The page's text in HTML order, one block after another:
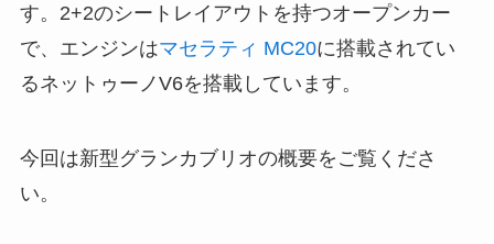
す。2+2のシートレイアウトを持つオープンカー
で、エンジンはマセラティ MC20に搭載されてい
るネットゥーノV6を搭載しています。
今回は新型グランカブリオの概要をご覧くださ
い。